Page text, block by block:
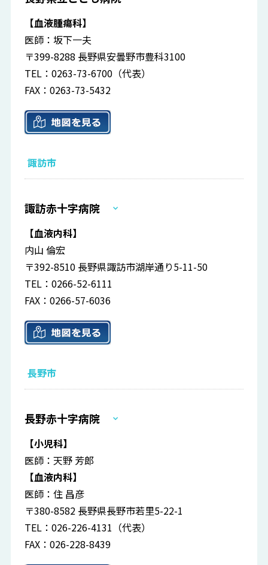
【血液腫瘍科】
医師：坂下一夫
〒399-8288 長野県安曇野市豊科3100
TEL：0263-73-6700（代表）
FAX：0263-73-5432
諏訪市
諏訪赤十字病院
【血液内科】
内山 倫宏
〒392-8510 長野県諏訪市湖岸通り5-11-50
TEL：0266-52-6111
FAX：0266-57-6036
長野市
長野赤十字病院
【小児科】
医師：天野 芳郎
【血液内科】
医師：住 昌彦
〒380-8582 長野県長野市若里5-22-1
TEL：026-226-4131（代表）
FAX：026-228-8439